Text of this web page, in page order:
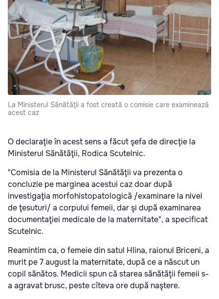
La Ministerul Sănătăţii a fost creată o comisie care examinează
acest caz
O declaraţie în acest sens a făcut şefa de direcţie la
Ministerul Sănătăţii, Rodica Scutelnic.
"Comisia de la Ministerul Sănătăţii va prezenta o
concluzie pe marginea acestui caz doar după
investigaţia morfohistopatologică /examinare la nivel
de ţesuturi/ a corpului femeii, dar şi după examinarea
documentaţiei medicale de la maternitate", a specificat
Scutelnic.
Reamintim ca, o femeie din satul Hlina, raionul Briceni, a
murit pe 7 august la maternitate, după ce a născut un
copil sănătos. Medicii spun că starea sănătăţii femeii s-
a agravat brusc, peste cîteva ore după naştere.